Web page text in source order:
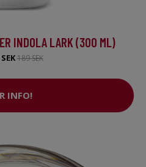
INDOLA LARK (300 ML)
189 SEK
INFO!